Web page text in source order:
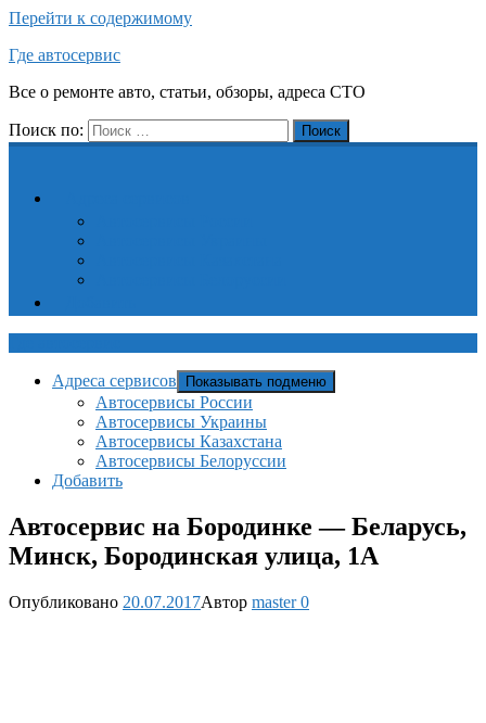
Перейти к содержимому
Где автосервис
Все о ремонте авто, статьи, обзоры, адреса СТО
Поиск по: Поиск
Адреса сервисов Показывать подменю
Автосервисы России
Автосервисы Украины
Автосервисы Казахстана
Автосервисы Белоруссии
Добавить
Автосервис на Бородинке — Беларусь,
Минск, Бородинская улица, 1А
Опубликовано 20.07.2017Автор master0